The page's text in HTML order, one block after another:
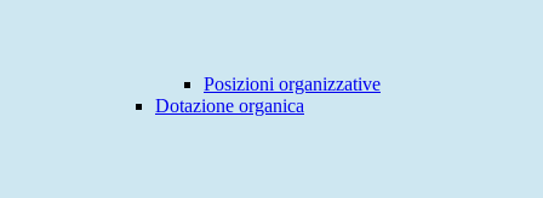
Posizioni organizzative
Dotazione organica